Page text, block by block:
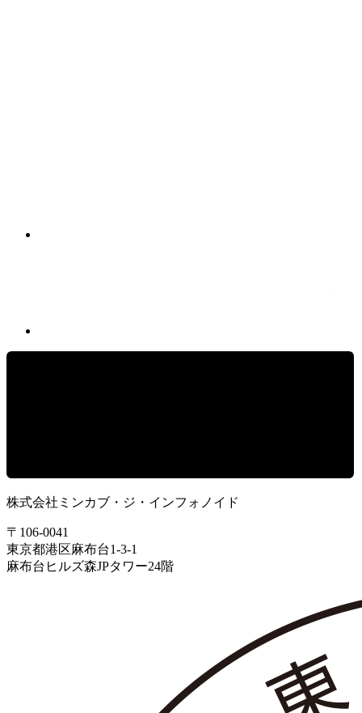
株式会社ミンカブ・ジ・インフォノイド
〒106-0041
東京都港区麻布台1-3-1
麻布台ヒルズ森JPタワー24階